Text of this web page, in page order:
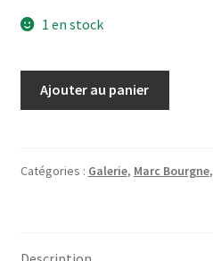
1 en stock
5
Ajouter au panier
Catégories : Galerie, Marc Bourgne,